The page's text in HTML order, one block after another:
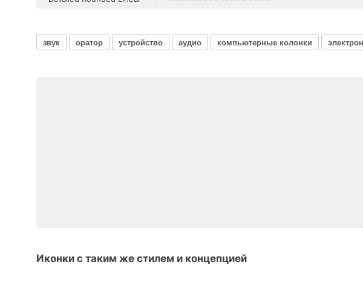
звук оратор устройство аудио компьютерные колонки
Иконки с таким же стилем и концепцией